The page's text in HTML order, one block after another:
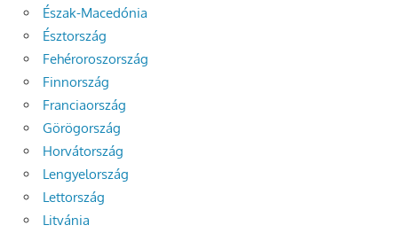
Észak-Macedónia
Észtország
Fehéroroszország
Finnország
Franciaország
Görögország
Horvátország
Lengyelország
Lettország
Litvánia